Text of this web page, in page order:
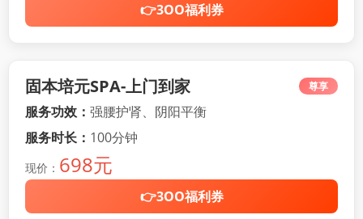
👉3OO福利券
固本培元SPA-上门到家 尊享
服务功效： 强腰护肾、阴阳平衡
服务时长： 100分钟
现价： 698元
👉3OO福利券